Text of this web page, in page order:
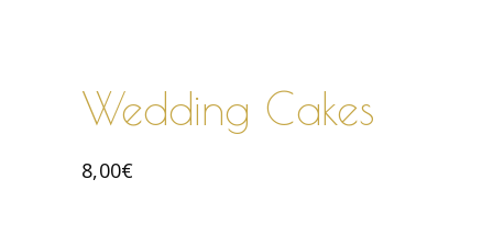
Wedding Cakes
8,00€